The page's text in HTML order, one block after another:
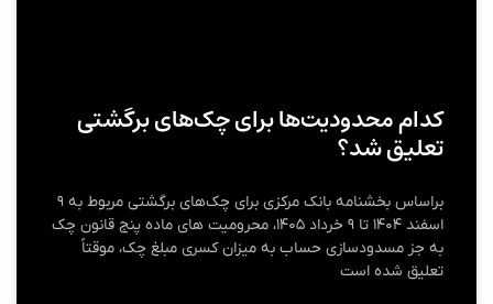
کدام محدودیت‌ها برای چک‌های برگشتی
تعلیق شد؟
براساس بخشنامه بانک مرکزی برای چک‌های برگشتی مربوط به ۹
اسفند ۱۴۰۴ تا ۹ خرداد ۱۴۰۵، محرومیت های ماده پنج قانون چک
به جز مسدودسازی حساب به میزان کسری مبلغ چک، موقتاً
تعلیق شده است